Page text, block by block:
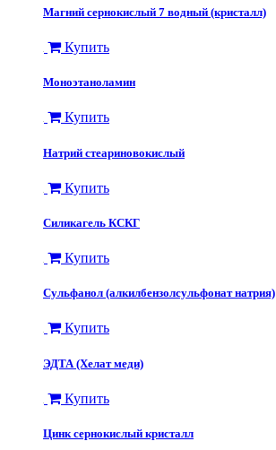
Магний сернокислый 7 водный (кристалл)
Купить
Моноэтаноламин
Купить
Натрий стеариновокислый
Купить
Силикагель КСКГ
Купить
Сульфанол (алкилбензолсульфонат натрия)
Купить
ЭДТА (Хелат меди)
Купить
Цинк сернокислый кристалл